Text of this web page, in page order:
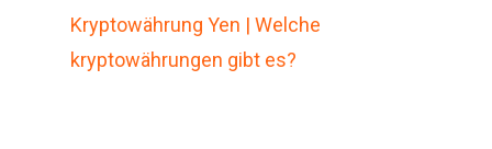
Kryptowährung Yen | Welche
kryptowährungen gibt es?